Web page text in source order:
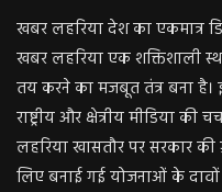
खबर लहरिया देश का एकमात्र
खबर लहरिया एक शक्तिशाली
तय करने का मजबूत तंत्र बना है।
राष्ट्रीय और क्षेत्रीय मीडिया
लहरिया खासतौर पर सरकार
लिए बनाई गई योजनाओं के